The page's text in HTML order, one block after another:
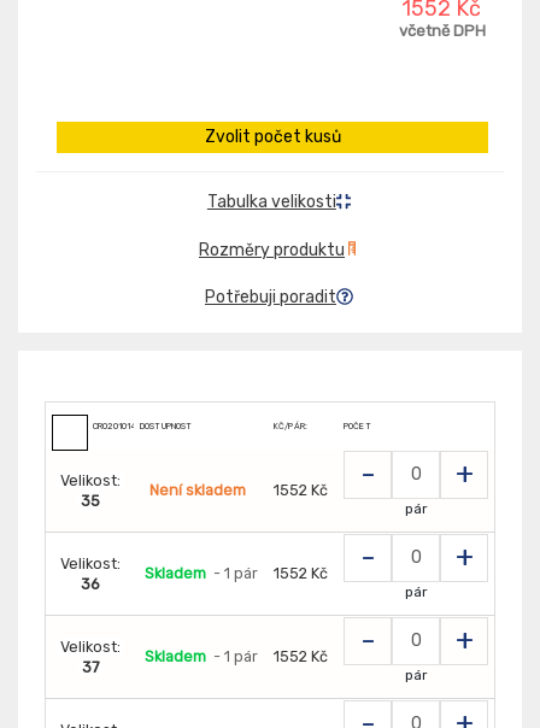
1552 Kč
včetně DPH
Zvolit počet kusů
Tabulka velikosti
Rozměry produktu
Potřebuji poradit
CR0201014880DOSTUPNOST KČ/PÁR: POČET
Velikost:
35
Není skladem 1552 Kč - +
pár
Velikost:
36
Skladem - 1 pár 1552 Kč - +
pár
Velikost:
37
Skladem - 1 pár 1552 Kč - +
pár